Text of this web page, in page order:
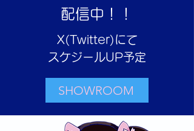
配信中！！
X(Twitter)にて
​スケジールUP予定
SHOWROOM